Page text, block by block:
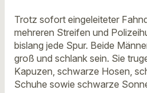
Trotz sofort eingeleiteter
mehreren Streifen und
bislang jede Spur. Beide
groß und schlank sein. Sie
Kapuzen, schwarze Hosen,
Schuhe sowie schwarze